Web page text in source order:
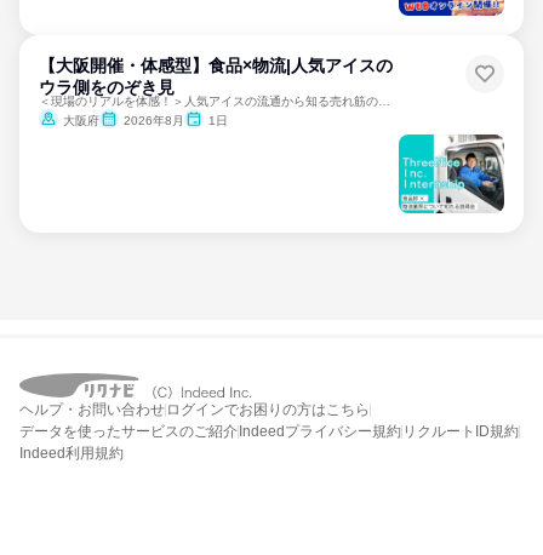
【大阪開催・体感型】食品×物流|人気アイスの
ウラ側をのぞき見
大阪府
2026年8月 1日
ヘルプ・お問い合わせ ログインでお困りの方はこちら
データを使ったサービスのご紹介 Indeedプライバシー規約 リクルートID規約
Indeed利用規約